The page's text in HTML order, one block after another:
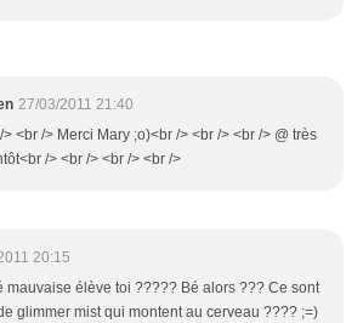
27/03/2011 21:40
> <br /> Merci Mary ;o)<br /> <br /> <br /> @ très
/> <br /> <br /> <br />
20:15
mauvaise élève toi ????? Bé alors ??? Ce sont
glimmer mist qui montent au cerveau ???? ;=)